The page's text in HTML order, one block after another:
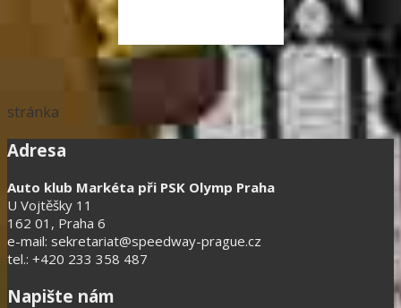
stránka
Adresa
Auto klub Markéta při PSK Olymp Praha
U Vojtěšky 11
162 01, Praha 6
e-mail: sekretariat@speedway-prague.cz
tel.: +420 233 358 487
Napište nám